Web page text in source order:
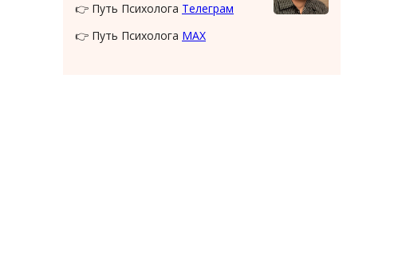
👉 Путь Психолога Телеграм
👉 Путь Психолога MAX